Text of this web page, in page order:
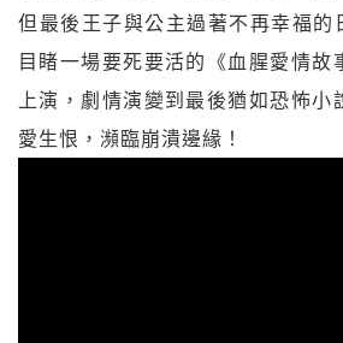
但最後王子與公主過著不再幸福的
目睹一場要死要活的《血腥愛情故
上演，劇情演變到最後猶如恐怖小
愛生恨，瀕臨崩潰邊緣！